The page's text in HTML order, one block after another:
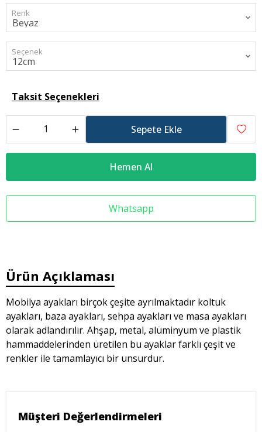
Renk
Seçenek
Taksit Seçenekleri
Sepete Ekle
Hemen Al
Whatsapp
Ürün Açıklaması
Mobilya ayakları birçok çeşite ayrılmaktadır koltuk
ayakları, baza ayakları, sehpa ayakları ve masa ayakları
olarak adlandırılır. Ahşap, metal, alüminyum ve plastik
hammaddelerinden üretilen bu ayaklar farklı çeşit ve
renkler ile tamamlayıcı bir unsurdur.
Müşteri Değerlendirmeleri